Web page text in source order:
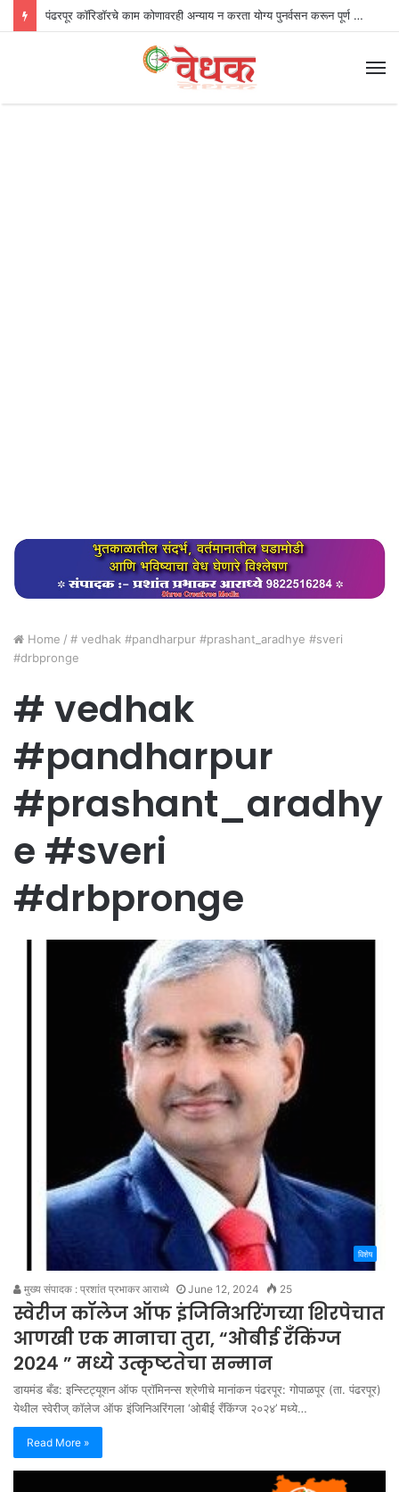
पंढरपूर कॉरिडॉरचे काम कोणावरही अन्याय न करता योग्य पुनर्वसन करून पूर्ण करणार – मुख्यमंत्री देवेंद्र फडणवीस
Home / # vedhak #pandharpur #prashant_aradhye #sveri
#drbpronge
# vedhak
#pandharpur
#prashant_aradhy
e #sveri
#drbpronge
विशेष
मुख्य संपादक : प्रशांत प्रभाकर आराध्ये June 12, 2024 25
स्वेरीज कॉलेज ऑफ इंजिनिअरिंगच्या शिरपेचात
आणखी एक मानाचा तुरा, “ओबीई रँकिंग्ज
२०२४ ” मध्ये उत्कृष्टतेचा सन्मान
डायमंड बँड: इन्स्टिट्यूशन ऑफ प्रॉमिनन्स श्रेणीचे मानांकन पंढरपूर: गोपाळपूर (ता. पंढरपूर)
येथील स्वेरीज् कॉलेज ऑफ इंजिनिअरिंगला ‘ओबीई रँकिंग्ज २०२४’ मध्ये…
Read More »